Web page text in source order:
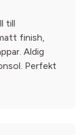
till
finish,
Aldig
Perfekt